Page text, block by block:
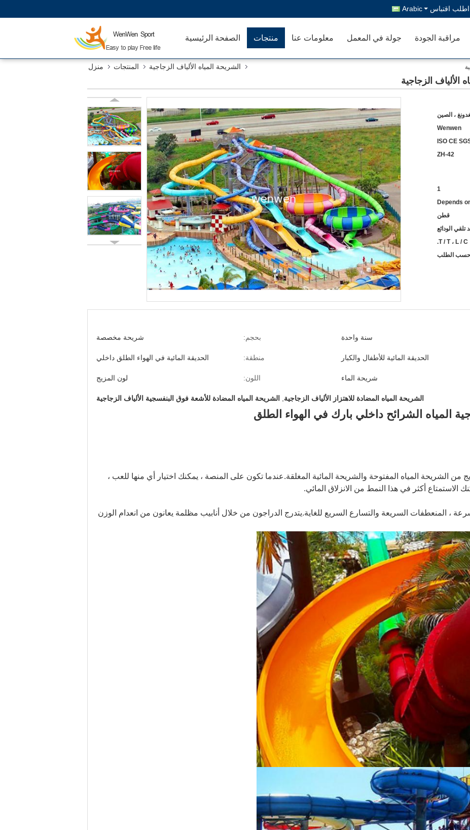
اطلب اقتباس Arabic
الصفحة الرئيسية منتجات معلومات عنا جولة في المعمل مراقبة الجودة
منزل المنتجات الشريحة المياه الألياف الزجاجية
، الصين
Wenwen
ISO CE
ZH-42
1
Depends
قطن
T / T ، L / C.
حسب الطلب
سنة واحدة بحجم: شريحة مخصصة
الحديقة المائية للأطفال والكبار منطقة: الحديقة المائية في الهواء الطلق داخلي
شريحة الماء اللون: لون المزيج
الشريحة المياه المضادة للاهتزاز الألياف الزجاجية الشريحة المياه المضادة للأشعة فوق البنفسجية الألياف الزجاجية
المياه الشرائح داخلي بارك في الهواء الطلق
من الشريحة المياه المفتوحة والشريحة المائية المغلقة.عندما تكون على المنصة ، يمكنك اختيار أي منها للعب ،
أكثر في هذا النمط من الانزلاق المائي.
، المنعطفات السريعة والتسارع السريع للغاية.يتدرج الدراجون من خلال أنابيب مظلمة يعانون من انعدام الوزن